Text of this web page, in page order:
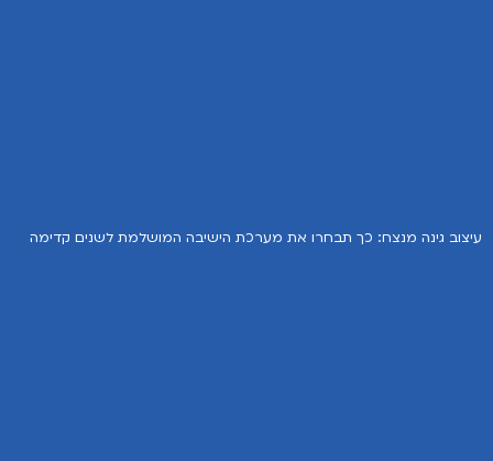
עיצוב גינה מנצח: כך תבחרו את מערכת הישיבה המושלמת לשנים קדימה